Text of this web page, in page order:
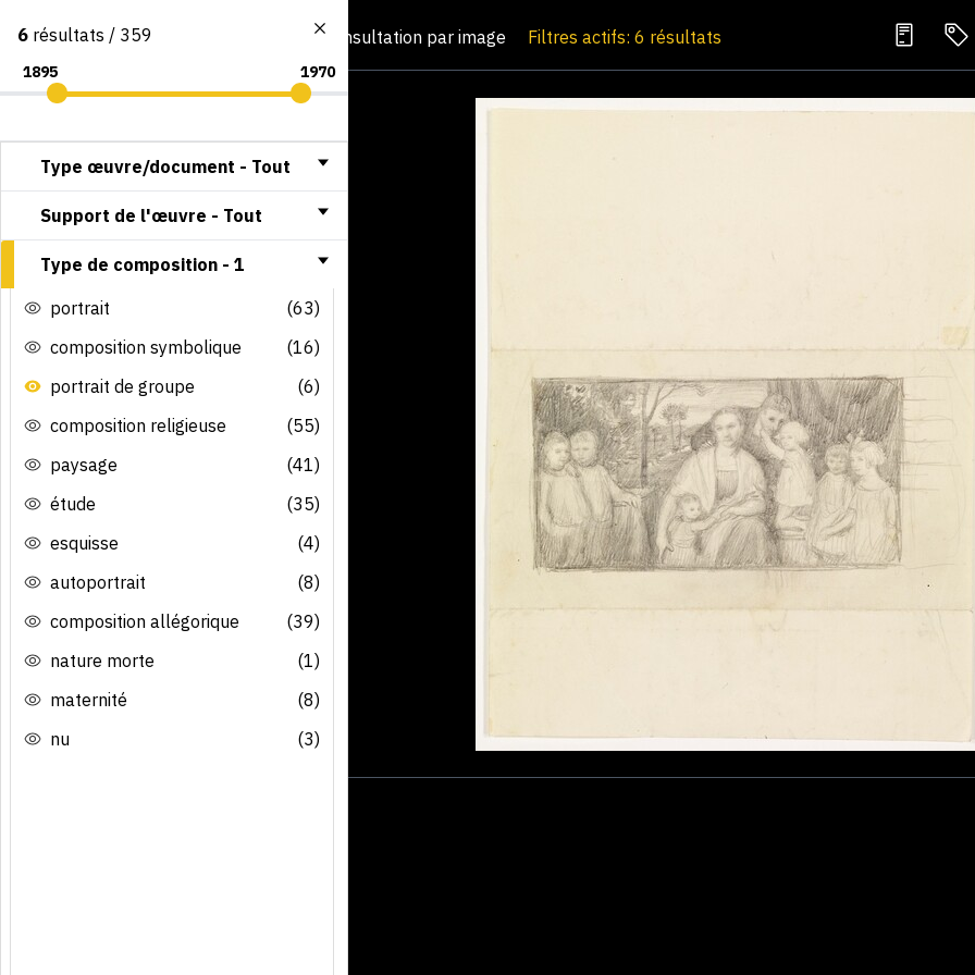
Consultation par image Filtres actifs: 6 résultats
6 résultats / 359
Type œuvre/document - Tout
Support de l'œuvre - Tout
Type de composition - 1
portrait
(63)
composition symbolique
(16)
portrait de groupe
(6)
composition religieuse
(55)
paysage
(41)
étude
(35)
esquisse
(4)
autoportrait
(8)
composition allégorique
(39)
nature morte
(1)
maternité
(8)
nu
(3)